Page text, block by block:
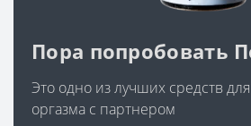
Пора попробовать
Это одно из лучших средств
оргазма с партнером